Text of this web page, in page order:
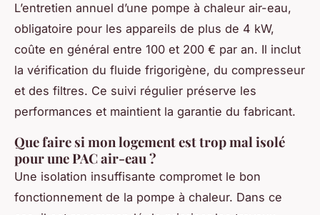
L’entretien annuel d’une pompe à chaleur air-eau,
obligatoire pour les appareils de plus de 4 kW,
coûte en général entre 100 et 200 € par an. Il inclut
la vérification du fluide frigorigène, du compresseur
et des filtres. Ce suivi régulier préserve les
performances et maintient la garantie du fabricant.
Que faire si mon logement est trop mal isolé
pour une PAC air-eau ?
Une isolation insuffisante compromet le bon
fonctionnement de la pompe à chaleur. Dans ce